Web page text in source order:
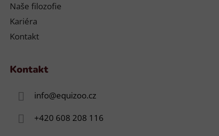
Naše filozofie
Kariéra
Kontakt
Kontakt
info@equizoo.cz
+420 608 208 116